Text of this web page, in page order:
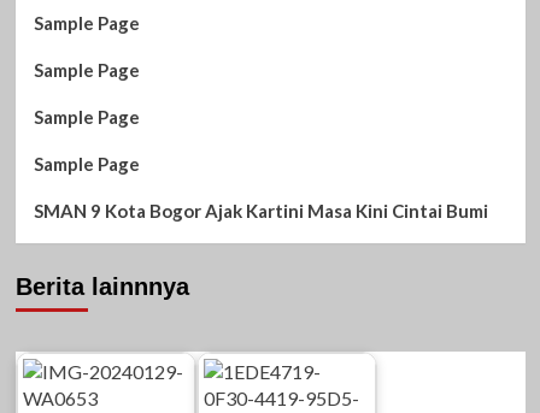
Sample Page
Sample Page
Sample Page
Sample Page
SMAN 9 Kota Bogor Ajak Kartini Masa Kini Cintai Bumi
Berita lainnnya